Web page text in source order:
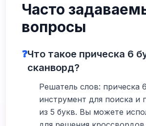
Часто
вопросы
❓Что такое прическа 6
сканворд?
Решатель слов: прическа
инструмент для поиска и
из 5 букв. Вы можете